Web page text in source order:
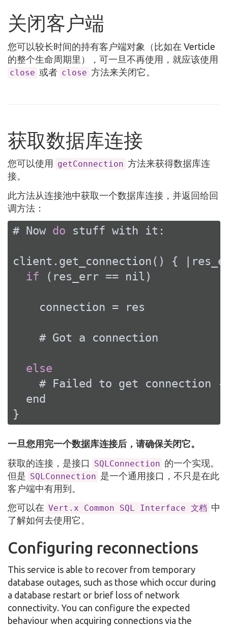
关闭客户端
您可以较长时间的持有客户端对象（比如在 Verticle
的整个生命周期里），可一旦不再使用，就应该使用
close 或者 close 方法来关闭它。
获取数据库连接
您可以使用 getConnection 方法来获得数据库连
接。
此方法从连接池中获取一个数据库连接，并返回给回
调方法：
# Now do stuff with it:
client.get_connection() {
if (res_err == nil)
    connection = res
    # Got a connection
else
# Failed to get connection
  end
}
一旦您用完一个数据库连接后，请确保关闭它。
获取的连接，是接口
SQLConnection 的一个实现。
但是 SQLConnection 是一个通用接口，不只是在此
客户端中有用到。
您可以在 Vert.x Common SQL Interface 文档 中
了解如何去使用它。
Configuring reconnections
This service is able to recover from temporary
database outages, such as those which occur during
a database restart or brief loss of network
connectivity. You can configure the expected
behaviour when acquiring connections via the